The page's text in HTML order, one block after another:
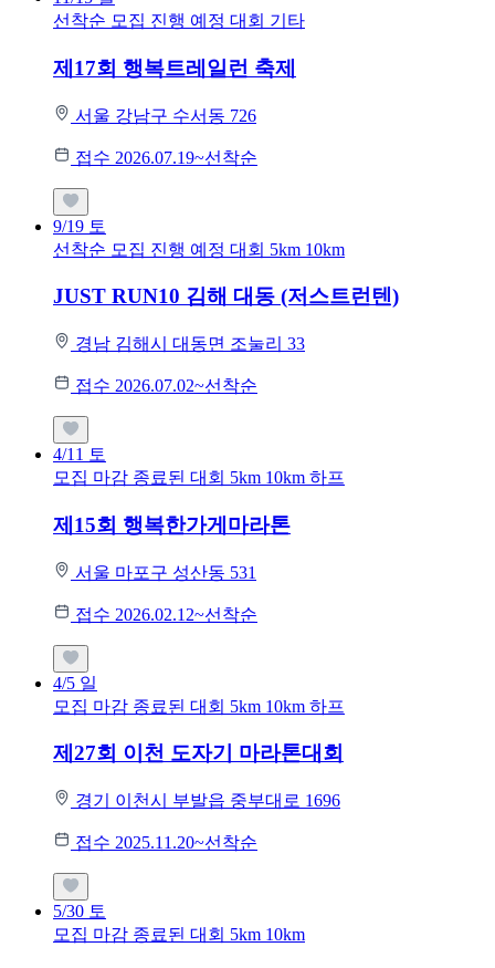
선착순 모집 진행 예정 대회 기타
제17회 행복트레일런 축제
서울 강남구 수서동 726
접수 2026.07.19~선착순
9/19 토
선착순 모집 진행 예정 대회 5km 10km
JUST RUN10 김해 대동 (저스트런텐)
경남 김해시 대동면 조눌리 33
접수 2026.07.02~선착순
4/11 토
모집 마감 종료된 대회 5km 10km 하프
제15회 행복한가게마라톤
서울 마포구 성산동 531
접수 2026.02.12~선착순
4/5 일
모집 마감 종료된 대회 5km 10km 하프
제27회 이천 도자기 마라톤대회
경기 이천시 부발읍 중부대로 1696
접수 2025.11.20~선착순
5/30 토
모집 마감 종료된 대회 5km 10km